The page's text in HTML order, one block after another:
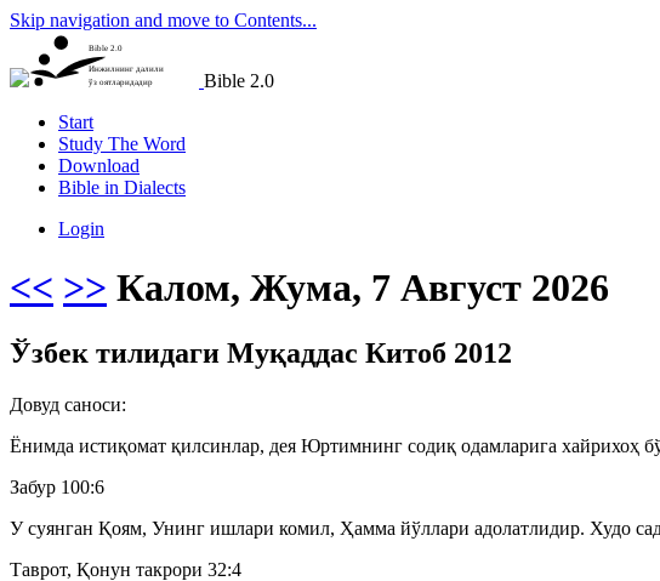
Skip navigation and move to Contents...
Bible 2.0
Инжилнинг далили
ўз оятларидадир
Bible 2.0
Start
Study The Word
Download
Bible in Dialects
Login
<< >> Калом, Жума, 7 Август 2026
Ўзбек тилидаги Муқаддас Китоб 2012
Довуд саноси:
Ёнимда истиқомат қилсинлар, дея Юртимнинг содиқ одамларига хайрихоҳ
Забур 100:6
У суянган Қоям, Унинг ишлари комил, Ҳамма йўллари адолатлидир. Худо
Таврот, Қонун такрори 32:4